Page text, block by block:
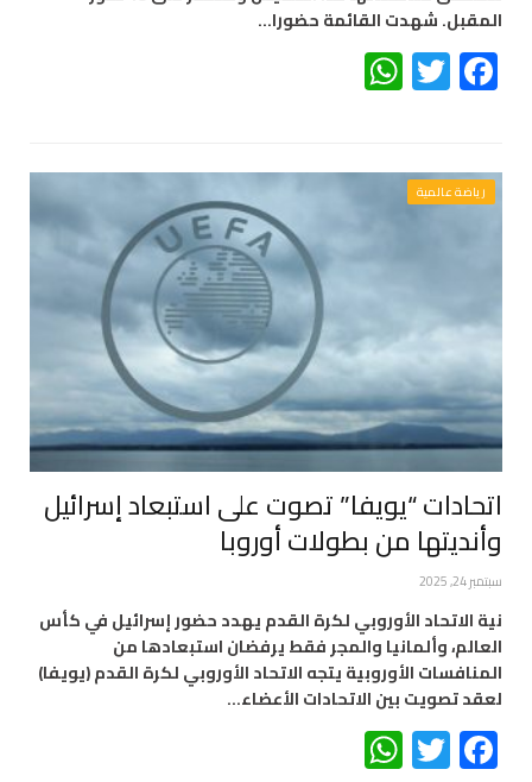
المقبل. شهدت القائمة حضورا…
Facebook
Twitter
رياضة عالمية
اتحادات “يويفا” تصوت على استبعاد إسرائيل
وأنديتها من بطولات أوروبا
سبتمبر 24, 2025
نية الاتحاد الأوروبي لكرة القدم يهدد حضور إسرائيل في كأس
العالم، وألمانيا والمجر فقط يرفضان استبعادها من
المنافسات الأوروبية يتجه الاتحاد الأوروبي لكرة القدم (يويفا)
لعقد تصويت بين الاتحادات الأعضاء…
Facebook
Twitter